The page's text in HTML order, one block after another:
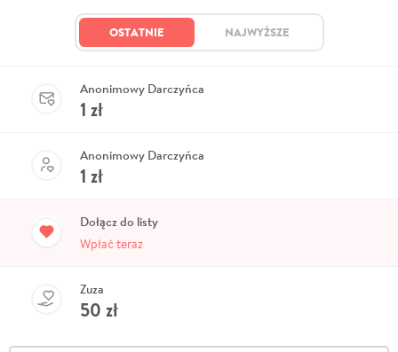
OSTATNIE NAJWYŻSZE
Anonimowy Darczyńca
1 zł
Anonimowy Darczyńca
1 zł
Dołącz do listy
Wpłać teraz
Zuza
50 zł